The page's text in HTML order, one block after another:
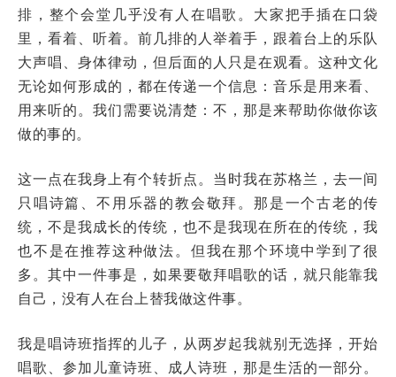
排，整个会堂几乎没有人在唱歌。大家把手插在口袋
里，看着、听着。前几排的人举着手，跟着台上的乐队
大声唱、身体律动，但后面的人只是在观看。这种文化
无论如何形成的，都在传递一个信息：音乐是用来看、
用来听的。我们需要说清楚：不，那是来帮助你做你该
做的事的。
这一点在我身上有个转折点。当时我在苏格兰，去一间
只唱诗篇、不用乐器的教会敬拜。那是一个古老的传
统，不是我成长的传统，也不是我现在所在的传统，我
也不是在推荐这种做法。但我在那个环境中学到了很
多。其中一件事是，如果要敬拜唱歌的话，就只能靠我
自己，没有人在台上替我做这件事。
我是唱诗班指挥的儿子，从两岁起我就别无选择，开始
唱歌、参加儿童诗班、成人诗班，那是生活的一部分。